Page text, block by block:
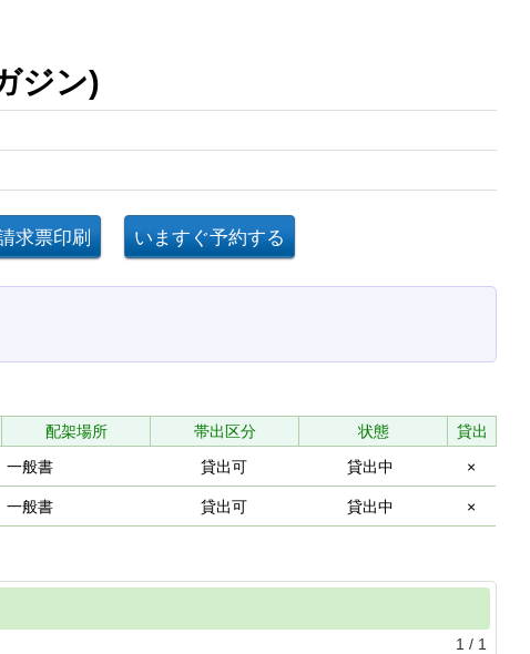
ガジン)
配架場所 帯出区分 状態
貸出
一般書 貸出可 貸出中 ×
一般書 貸出可 貸出中 ×
1 / 1